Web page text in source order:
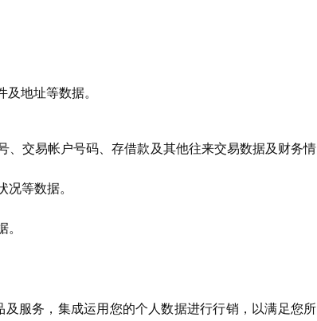
地址等数据。
、交易帐户号码、存借款及其他往来交易数据及财务情
等数据。
服务，集成运用您的个人数据进行行销，以满足您所